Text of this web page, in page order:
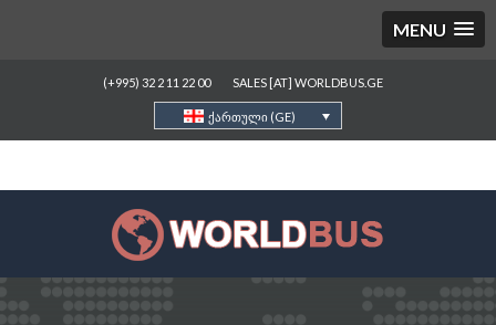
MENU
(+995) 32 2 11 22 00 SALES [AT] WORLDBUS.GE
ქართული (GE)